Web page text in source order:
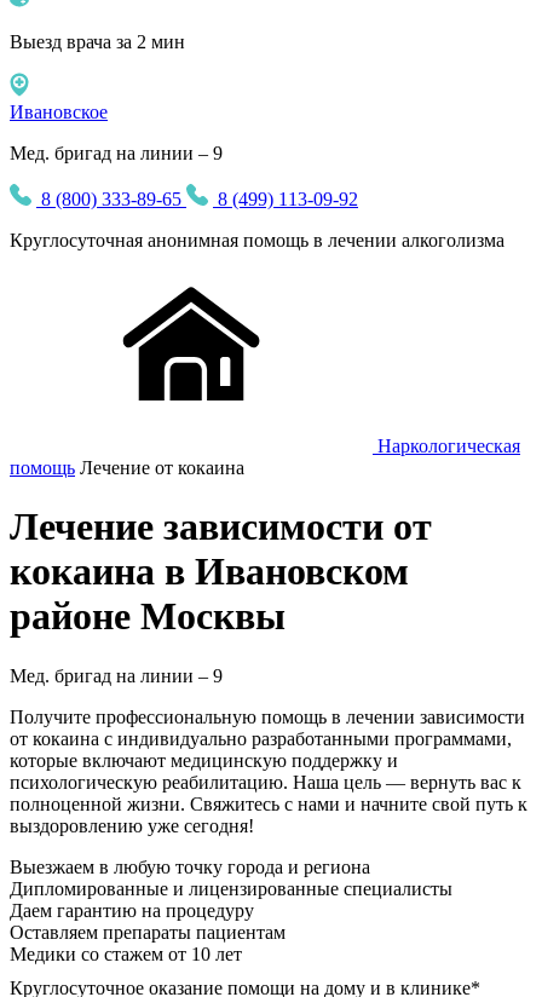
Выезд врача за 2 мин
Ивановское
Мед. бригад на линии – 9
8 (800) 333-89-65
8 (499) 113-09-92
Круглосуточная анонимная помощь в лечении алкоголизма
Наркологическая
помощь Лечение от кокаина
Лечение зависимости от
кокаина в Ивановском
районе Москвы
Мед. бригад на линии – 9
Получите профессиональную помощь в лечении зависимости
от кокаина с индивидуально разработанными программами,
которые включают медицинскую поддержку и
психологическую реабилитацию. Наша цель — вернуть вас к
полноценной жизни. Свяжитесь с нами и начните свой путь к
выздоровлению уже сегодня!
Выезжаем в любую точку города и региона
Дипломированные и лицензированные специалисты
Даем гарантию на процедуру
Оставляем препараты пациентам
Медики со стажем от 10 лет
Круглосуточное оказание помощи на дому и в клинике*